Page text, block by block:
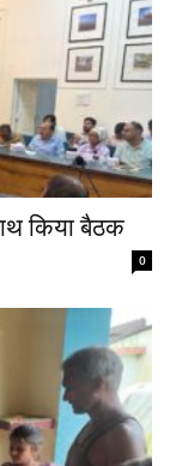
किया बैठक
0